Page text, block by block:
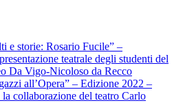
e storie: Rosario Fucile” –
teatrale degli studenti del
Da Vigo-Nicoloso da Recco
all’Opera” – Edizione 2022 –
la collaborazione del teatro Carlo